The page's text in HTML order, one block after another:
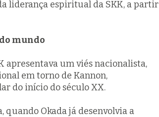
liderança espiritual da SKK, a partir
mundo
apresentava um viés nacionalista,
em torno de Kannon,
do início do século XX.
quando Okada já desenvolvia a